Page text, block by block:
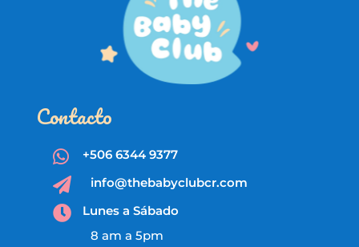
Contacto
 +506 6344 9377
 info@thebabyclubcr.com

Lunes a Sábado
8 am a 5pm